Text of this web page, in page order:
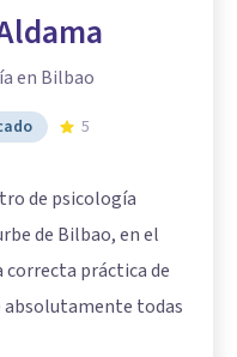
en Bilbao
5
de psicología
de Bilbao, en el
correcta práctica de
absolutamente todas